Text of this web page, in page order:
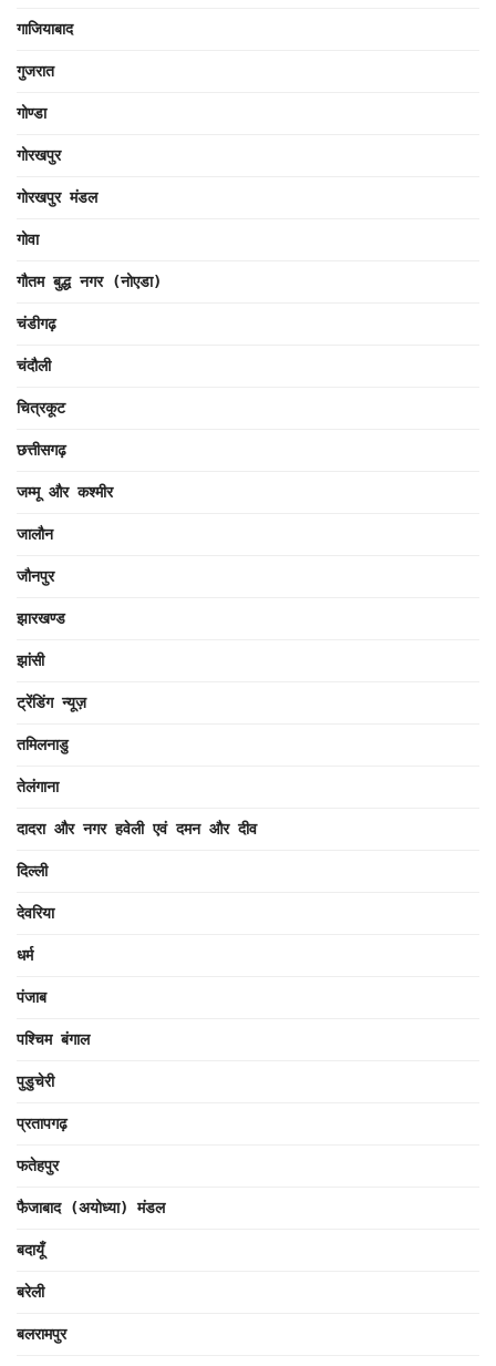
गाजियाबाद
गुजरात
गोण्डा
गोरखपुर
गोरखपुर मंडल
गोवा
गौतम बुद्ध नगर (नोएडा)
चंडीगढ़
चंदौली
चित्रकूट
छत्तीसगढ़
जम्मू और कश्मीर
जालौन
जौनपुर
झारखण्ड
झांसी
ट्रेंडिंग न्यूज़
तमिलनाडु
तेलंगाना
दादरा और नगर हवेली एवं दमन और दीव
दिल्ली
देवरिया
धर्म
पंजाब
पश्चिम बंगाल
पुडुचेरी
प्रतापगढ़
फतेहपुर
फैजाबाद (अयोध्या) मंडल
बदायूँ
बरेली
बलरामपुर